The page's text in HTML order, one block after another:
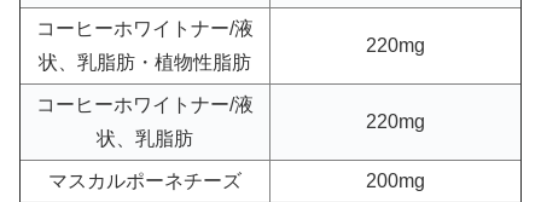
コーヒーホワイトナー/液
状、乳脂肪・植物性脂肪
220mg
コーヒーホワイトナー/液
状、乳脂肪
220mg
マスカルポーネチーズ 200mg